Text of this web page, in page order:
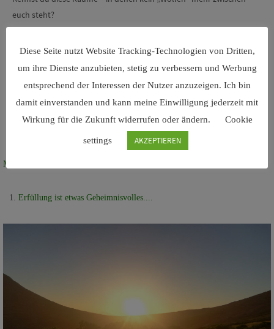
euch steht?
Mit Ganzem Herzen
Erfüllung ist etwas Geheimnisvolles....
Diese Seite nutzt Website Tracking-Technologien von Dritten,
um ihre Dienste anzubieten, stetig zu verbessern und Werbung
entsprechend der Interessen der Nutzer anzuzeigen. Ich bin
damit einverstanden und kann meine Einwilligung jederzeit mit
Wirkung für die Zukunft widerrufen oder ändern.
Cookie
settings AKZEPTIEREN